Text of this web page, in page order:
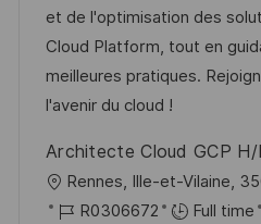
s
a
t
i
n
’
a
f
f
c
h
e
n
c
u
p
g
o
r
i
et de l'optimisation des
Cloud Platform, tout en
meilleures pratiques.
l'avenir du cloud !
Architecte Cloud GCP H/
o
Rennes, Ille-et-Vilaine,
R
R0306672 Full time